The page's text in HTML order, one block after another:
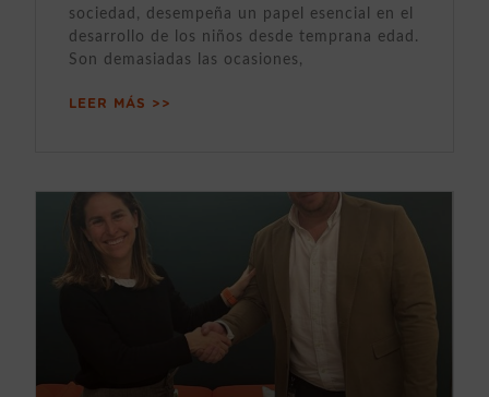
sociedad, desempeña un papel esencial en el
desarrollo de los niños desde temprana edad.
Son demasiadas las ocasiones,
LEER MÁS >>